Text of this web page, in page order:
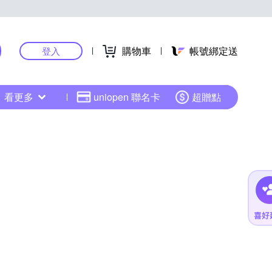
登入 購物車 帳號綁定送
看更多 uniopen 聯名卡 超贈點